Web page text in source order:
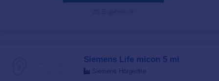
Siemens Life micon 5 mi
Siemens Hörgeräte